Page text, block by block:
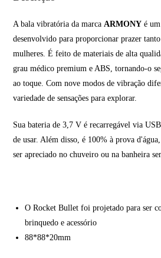
A bala vibratória da marca ARMONY é
desenvolvido para proporcionar prazer
mulheres. É feito de materiais de alta
grau médico premium e ABS, tornando-o
ao toque. Com nove modos de vibração
variedade de sensações para explorar.
Sua bateria de 3,7 V é recarregável via
de usar. Além disso, é 100% à prova
ser apreciado no chuveiro ou na banheira
O Rocket Bullet foi projetado para ser
brinquedo e acessório
88*88*20mm